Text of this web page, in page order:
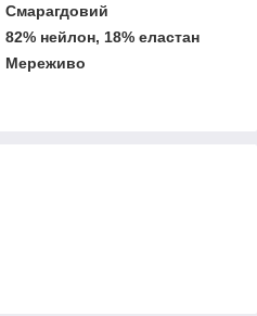
Смарагдовий
82% нейлон, 18% еластан
Мереживо